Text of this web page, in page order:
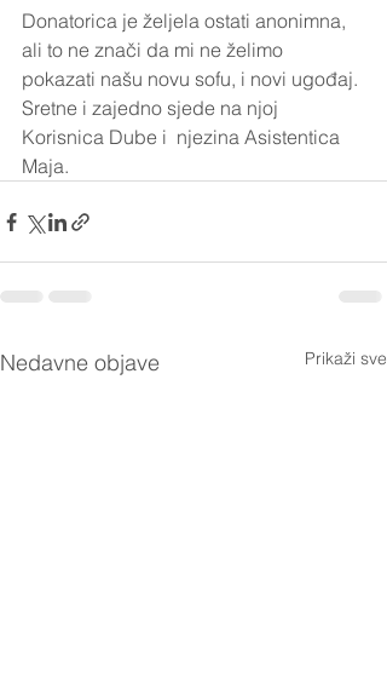
Donatorica je željela ostati anonimna,
ali to ne znači da mi ne želimo
pokazati našu novu sofu, i novi ugođaj.
Sretne i zajedno sjede na njoj
Korisnica Dube i  njezina Asistentica
Maja.
Nedavne objave Prikaži sve